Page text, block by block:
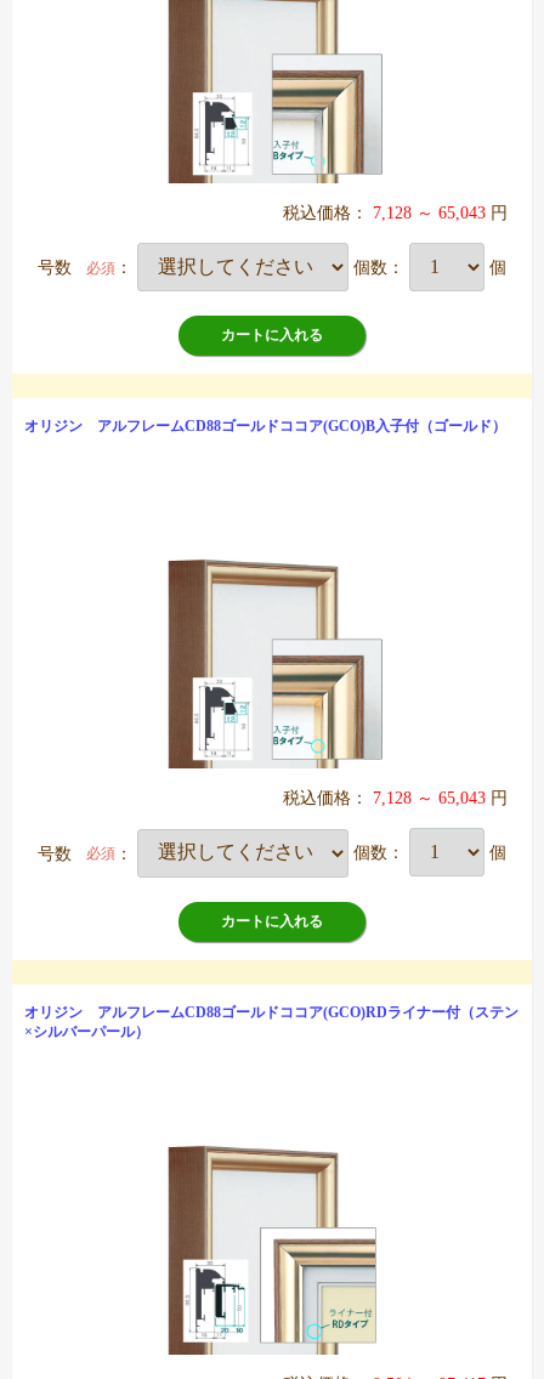
税込価格： 7,128 ～ 65,043 円
号数 必須 ： 個数： 個
カートに入れる
オリジン アルフレームCD88ゴールドココア(GCO)B入子付（ゴールド）
税込価格： 7,128 ～ 65,043 円
号数 必須 ： 個数： 個
カートに入れる
オリジン アルフレームCD88ゴールドココア(GCO)RDライナー付（ステン
×シルバーパール）